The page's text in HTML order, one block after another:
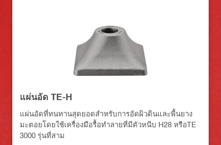
แผ่นอัด TE-H
แผ่นอัดที่ทนทานสุดยอดสำหรับการอัดผิวดินและพื้นยาง
มะตอยโดยใช้เครื่องมือรื้อทำลายที่มีตัวหนีบ H28 หรือTE
3000 รุ่นที่สาม